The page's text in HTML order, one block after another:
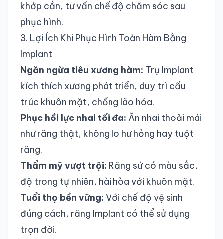
khớp cắn, tư vấn chế độ chăm sóc sau
phục hình.
3. Lợi Ích Khi Phục Hình Toàn Hàm Bằng
Implant
Ngăn ngừa tiêu xương hàm: Trụ Implant
kích thích xương phát triển, duy trì cấu
trúc khuôn mặt, chống lão hóa.
Phục hồi lực nhai tối đa: Ăn nhai thoải mái
như răng thật, không lo hư hỏng hay tuột
răng.
Thẩm mỹ vượt trội: Răng sứ có màu sắc,
độ trong tự nhiên, hài hòa với khuôn mặt.
Tuổi thọ bền vững: Với chế độ vệ sinh
đúng cách, răng Implant có thể sử dụng
trọn đời.